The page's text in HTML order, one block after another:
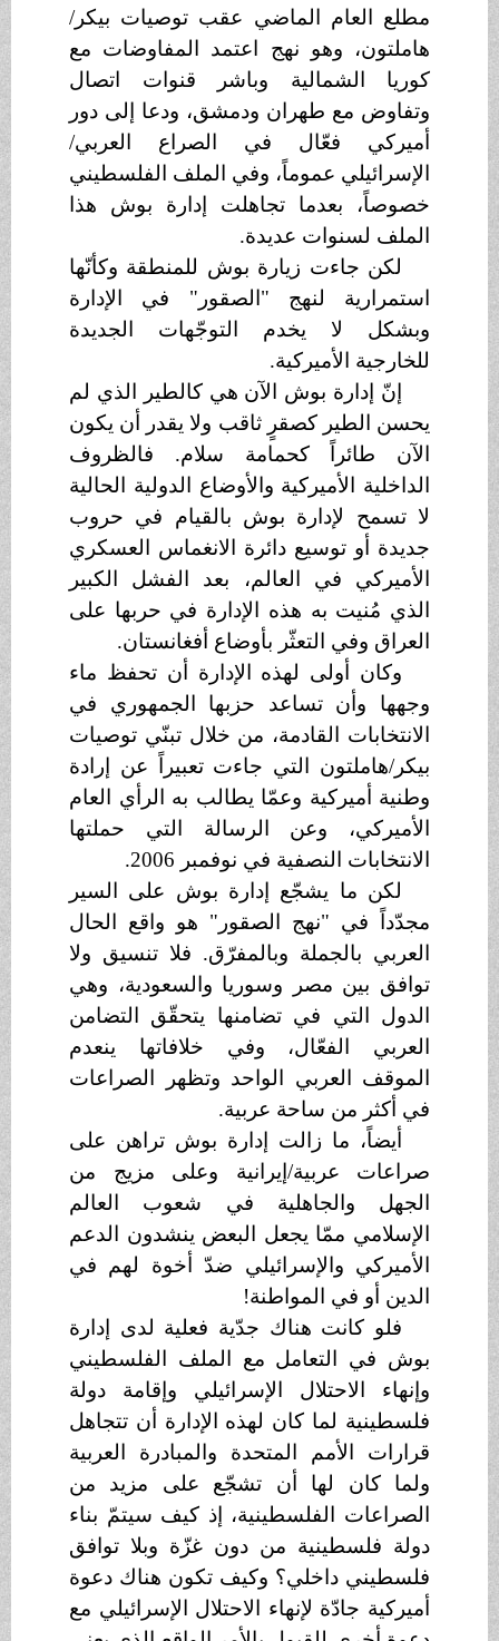
مطلع العام الماضي عقب توصيات بيكر/
هاملتون، وهو نهج اعتمد المفاوضات مع
كوريا الشمالية وباشر قنوات اتصال
وتفاوض مع طهران ودمشق، ودعا إلى دور
أميركي فعّال في الصراع العربي/
الإسرائيلي عموماً، وفي الملف الفلسطيني
خصوصاً، بعدما تجاهلت إدارة بوش هذا
الملف لسنوات عديدة.
لكن جاءت زيارة بوش للمنطقة وكأنّها
استمرارية لنهج "الصقور" في الإدارة
وبشكل لا يخدم التوجّهات الجديدة
للخارجية الأميركية.
إنّ إدارة بوش الآن هي كالطير الذي لم
يحسن الطير كصقرٍ ثاقب ولا يقدر أن يكون
الآن طائراً كحمامة سلام. فالظروف
الداخلية الأميركية والأوضاع الدولية الحالية
لا تسمح لإدارة بوش بالقيام في حروب
جديدة أو توسيع دائرة الانغماس العسكري
الأميركي في العالم، بعد الفشل الكبير
الذي مُنيت به هذه الإدارة في حربها على
العراق وفي التعثّر بأوضاع أفغانستان.
وكان أولى لهذه الإدارة أن تحفظ ماء
وجهها وأن تساعد حزبها الجمهوري في
الانتخابات القادمة، من خلال تبنّي توصيات
بيكر/هاملتون التي جاءت تعبيراً عن إرادة
وطنية أميركية وعمّا يطالب به الرأي العام
الأميركي، وعن الرسالة التي حملتها
الانتخابات النصفية في نوفمبر 2006.
لكن ما يشجّع إدارة بوش على السير
مجدّداً في "نهج الصقور" هو واقع الحال
العربي بالجملة وبالمفرّق. فلا تنسيق ولا
توافق بين مصر وسوريا والسعودية، وهي
الدول التي في تضامنها يتحقّق التضامن
العربي الفعّال، وفي خلافاتها ينعدم
الموقف العربي الواحد وتظهر الصراعات
في أكثر من ساحة عربية.
أيضاً، ما زالت إدارة بوش تراهن على
صراعات عربية/إيرانية وعلى مزيج من
الجهل والجاهلية في شعوب العالم
الإسلامي ممّا يجعل البعض ينشدون الدعم
الأميركي والإسرائيلي ضدّ أخوة لهم في
الدين أو في المواطنة!
فلو كانت هناك جدّية فعلية لدى إدارة
بوش في التعامل مع الملف الفلسطيني
وإنهاء الاحتلال الإسرائيلي وإقامة دولة
فلسطينية لما كان لهذه الإدارة أن تتجاهل
قرارات الأمم المتحدة والمبادرة العربية
ولما كان لها أن تشجّع على مزيد من
الصراعات الفلسطينية، إذ كيف سيتمّ بناء
دولة فلسطينية من دون غزّة وبلا توافق
فلسطيني داخلي؟ وكيف تكون هناك دعوة
أميركية جادّة لإنهاء الاحتلال الإسرائيلي مع